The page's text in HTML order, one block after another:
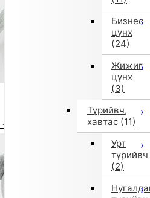
Бизнес
цүнх
(24)
Жижиг
цүнх
(3)
Түрийвч,
хавтас (11)
Урт
түрийвч
(2)
₮